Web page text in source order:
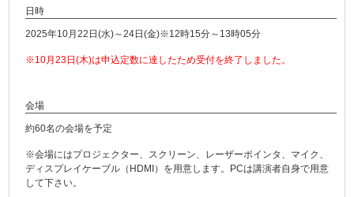
日時
2025年10月22日(水)～24日(金)※12時15分～13時05分
※10月23日(木)は申込定数に達したため受付を終了しました。
会場
約60名の会場を予定
※会場にはプロジェクター、スクリーン、レーザーポインタ、マイク、
ディスプレイケーブル（HDMI）を用意します。PCは講演者自身で用意
して下さい。